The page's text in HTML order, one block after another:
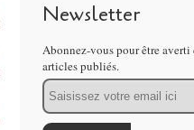
Newsletter
Abonnez-vous pour être averti
articles publiés.
Email